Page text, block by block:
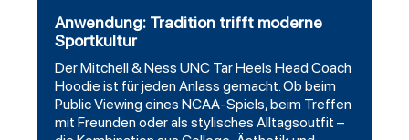
Anwendung: Tradition trifft moderne
Sportkultur
Der Mitchell & Ness UNC Tar Heels Head Coach
Hoodie ist für jeden Anlass gemacht. Ob beim
Public Viewing eines NCAA-Spiels, beim Treffen
mit Freunden oder als stylisches Alltagsoutfit –